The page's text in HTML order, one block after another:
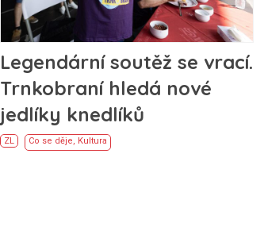
Legendární soutěž se vrací.
Trnkobraní hledá nové
jedlíky knedlíků
ZL Co se děje, Kultura